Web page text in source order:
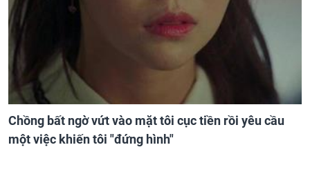
Chồng bất ngờ vứt vào mặt tôi cục tiền rồi yêu cầu
một việc khiến tôi "đứng hình"